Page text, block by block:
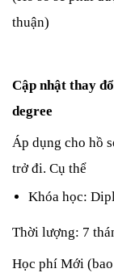
thuận)
Cập nhật thay
degree
Áp dụng cho hồ
trở đi. Cụ thể
Khóa học:
Thời lượng: 7
Học phí Mới